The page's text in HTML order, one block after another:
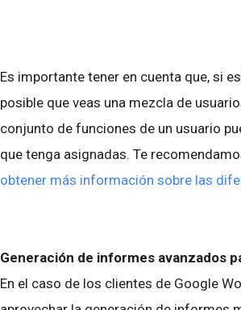
Es importante tener en cuenta que, si
posible que veas una mezcla de
conjunto de funciones de un usuario
que tenga asignadas. Te
obtener más información sobre las
Generación de informes avanzados
En el caso de los clientes de Google